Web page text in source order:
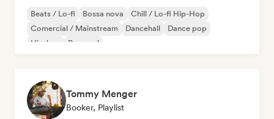
Beats / Lo-fi Bossa nova
Chill / Lo-fi Hip-Hop
Comercial / Mainstream
Dancehall
Dance pop
Hip-hop
Pop soul
Tommy Menger
Booker, Playlist